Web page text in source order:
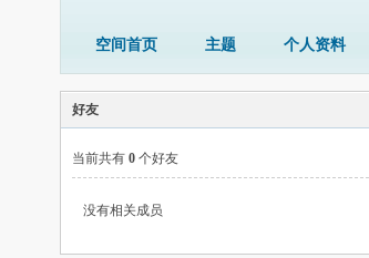
空间首页 主题 个人资料
好友
当前共有 0 个好友
没有相关成员